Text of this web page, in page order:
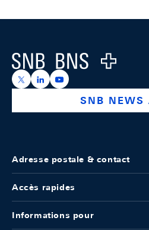
Logo
https://x.com/snb_bns
https://https://
SNB NEWS
Adresse postale & contact
Accès rapides
Informations pour